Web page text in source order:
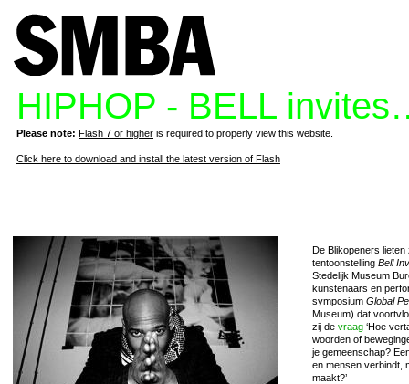
HIPHOP - BELL
Please note: Flash 7 or higher is required to properly view this website.
Click here to download and install the latest version of Flash
De Blikopeners lieten
tentoonstelling Bell
Stedelijk Museum
kunstenaars en
symposium Global
Museum) dat
zij de vraag ‘Hoe
woorden of
je gemeenschap?
en mensen verbindt,
maakt?’